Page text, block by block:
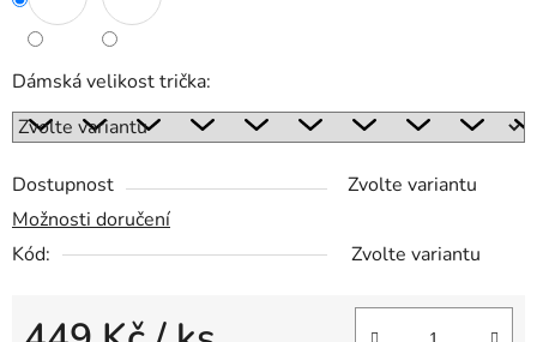
Dámská velikost trička:
Dostupnost
Zvolte variantu
Možnosti doručení
Kód:
Zvolte variantu